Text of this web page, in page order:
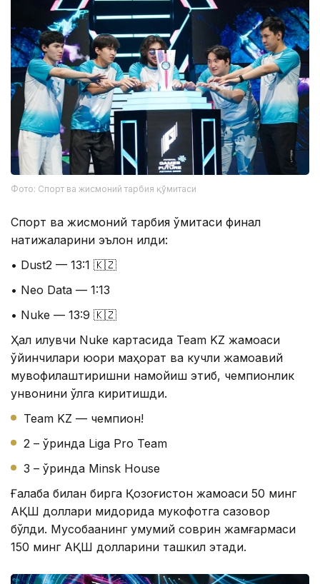
Фото: Спорт ва жисмоний тарбия қўмитаси
Спорт ва жисмоний тарбия қўмитаси финал
натижаларини эълон қилди:
• Dust2 — 13:1 🇰🇿
• Neo Data — 1:13
• Nuke — 13:9 🇰🇿
Ҳал қилувчи Nuke картасида Team KZ жамоаси
ўйинчилари юқори маҳорат ва кучли жамоавий
мувофиқлаштиришни намойиш этиб, чемпионлик
унвонини қўлга киритишди.
Team KZ — чемпион!
2 – ўринда Liga Pro Team
3 – ўринда Minsk House
Ғалаба билан бирга Қозоғистон жамоаси 50 минг
АҚШ доллари миқдорида мукофотга сазовор
бўлди. Мусобақанинг умумий соврин жамғармаси
150 минг АҚШ долларини ташкил этади.